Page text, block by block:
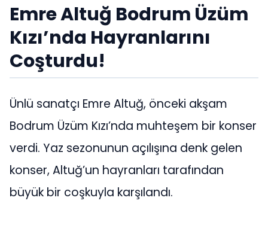
Emre Altuğ Bodrum Üzüm
Kızı’nda Hayranlarını
Coşturdu!
Ünlü sanatçı Emre Altuğ, önceki akşam
Bodrum Üzüm Kızı’nda muhteşem bir konser
verdi. Yaz sezonunun açılışına denk gelen
konser, Altuğ’un hayranları tarafından
büyük bir coşkuyla karşılandı.